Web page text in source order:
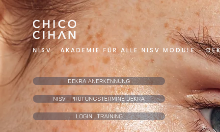
DEKRA ANERKENNUNG
NISV . PRÜFUNGSTERMINE DEKRA
LOGIN . TRAINING
NISV . AKADEMIE FÜR ALLE NISV MODULE -